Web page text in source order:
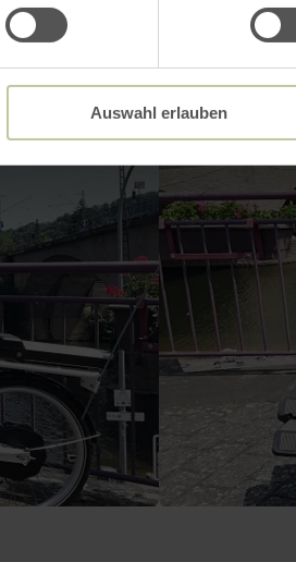
Auswahl erlauben